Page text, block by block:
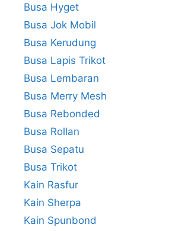
Busa Hyget
Busa Jok Mobil
Busa Kerudung
Busa Lapis Trikot
Busa Lembaran
Busa Merry Mesh
Busa Rebonded
Busa Rollan
Busa Sepatu
Busa Trikot
Kain Rasfur
Kain Sherpa
Kain Spunbond